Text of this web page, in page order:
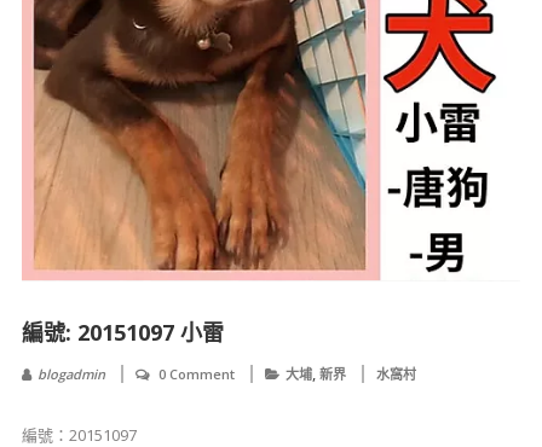
編號: 20151097 小雷
blogadmin 0 Comment 大埔, 新界 水窩村
編號：20151097